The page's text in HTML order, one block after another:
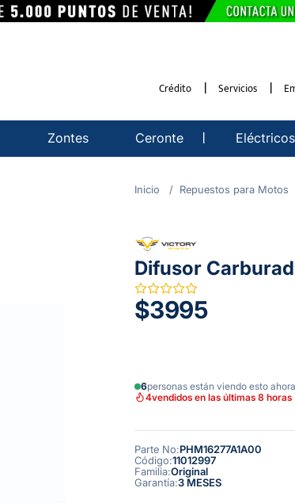
Crédito Servicios
Zontes Ceronte Eléctricos
Repuestos para Motos
Difusor
$3995
6personas están viendo esto ahora
4vendidos en las últimas 8 horas
Parte No:PHM16277A1A00
Código:11012997
Familia:Original
Garantía:3 MESES